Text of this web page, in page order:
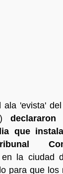
'evista'
que
en la ciudad
para que los